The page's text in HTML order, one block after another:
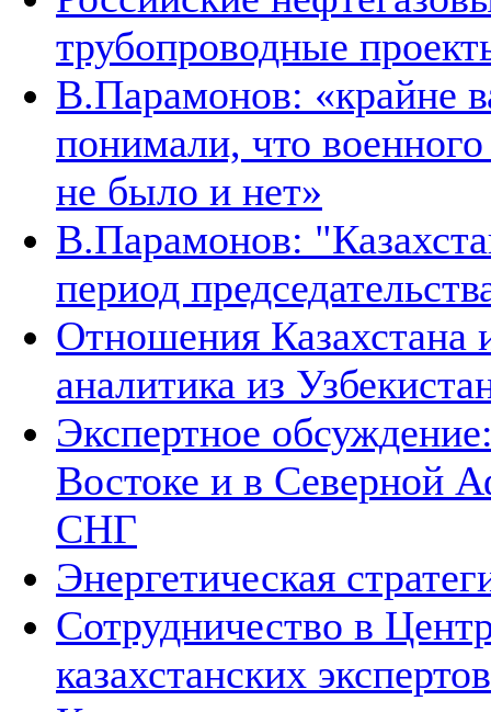
трубопроводные
В.Парамонов: «крайне
понимали, что
не было и нет»
В.Парамонов:
период
Отношения Казахстана
аналитика из
Экспертное
Востоке и в Северной
СНГ
Энергетическая
Сотрудничество в
казахстанских экспертов